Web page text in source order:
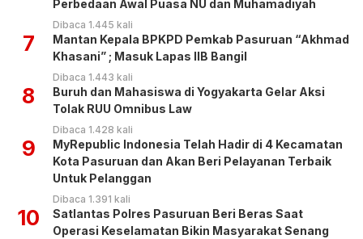
Perbedaan Awal Puasa NU dan Muhamadiyah
Dibaca 1.445 kali
7
Mantan Kepala BPKPD Pemkab Pasuruan “Akhmad
Khasani” ; Masuk Lapas IIB Bangil
Dibaca 1.443 kali
8
Buruh dan Mahasiswa di Yogyakarta Gelar Aksi
Tolak RUU Omnibus Law
Dibaca 1.428 kali
9
MyRepublic Indonesia Telah Hadir di 4 Kecamatan
Kota Pasuruan dan Akan Beri Pelayanan Terbaik
Untuk Pelanggan
Dibaca 1.391 kali
10
Satlantas Polres Pasuruan Beri Beras Saat
Operasi Keselamatan Bikin Masyarakat Senang